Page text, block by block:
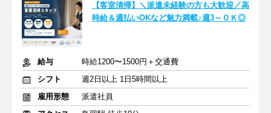
【客室清掃】＼派遣未経験の方も大歓迎／高
時給＆週払いOKなど魅力満載♪週3～ＯＫ◎
給与
時給1200〜1500円＋交通費
シフト
週2日以上 1日5時間以上
雇用形態
派遣社員